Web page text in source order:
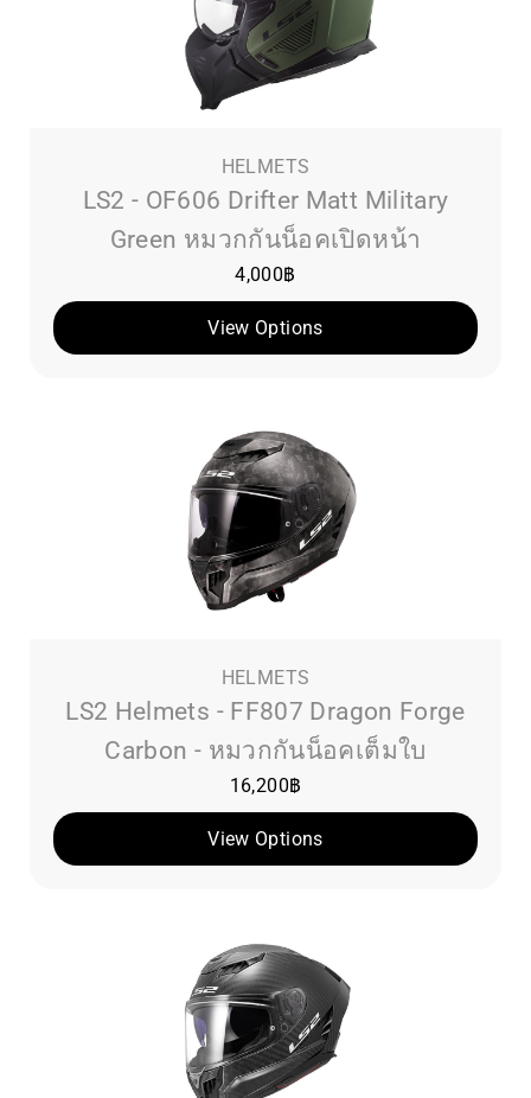
HELMETS
LS2 - OF606 Drifter Matt Military
Green หมวกกันน็อคเปิดหน้า
4,000฿
View Options
HELMETS
LS2 Helmets - FF807 Dragon Forge
Carbon - หมวกกันน็อคเต็มใบ
16,200฿
View Options